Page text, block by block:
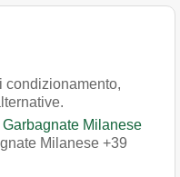
condizionamento,
Milanese
Milanese +39